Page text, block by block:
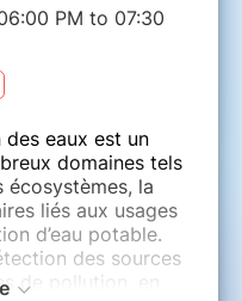
PM to 07:30
eaux est un
domaines tels
la
liés aux usages
d’eau potable.
des sources
de pollution, en